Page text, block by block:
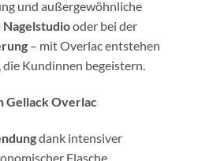
und außergewöhnliche
Nagelstudiooder bei der
– mit Overlac entstehen
die Kundinnen begeistern.
Gellack Overlac
dank intensiver
Flasche